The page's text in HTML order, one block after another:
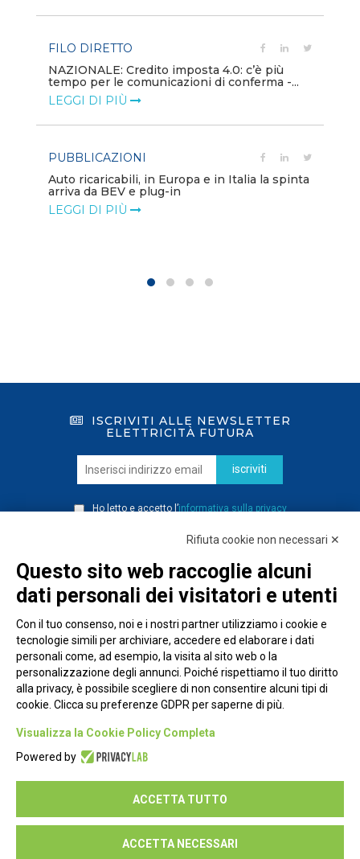
FILO DIRETTO
NAZIONALE: Credito imposta 4.0: c’è più
tempo per le comunicazioni di conferma -...
LEGGI DI PIÙ
PUBBLICAZIONI
Auto ricaricabili, in Europa e in Italia la spinta
arriva da BEV e plug-in
LEGGI DI PIÙ
ISCRIVITI ALLE NEWSLETTER
ELETTRICITÀ FUTURA
iscriviti
Ho letto e accetto l’informativa sulla privacy
Piazza Alessandria, 24 - 00198 Roma
Privacy Policy
Seguici su:
Rifiuta cookie non necessari ✕
Questo sito web raccoglie alcuni
dati personali dei visitatori e utenti
Con il tuo consenso, noi e i nostri partner utilizziamo i cookie e
tecnologie simili per archiviare, accedere ed elaborare i dati
personali come, ad esempio, la visita al sito web o la
personalizzazione degli annunci. Poiché rispettiamo il tuo diritto
alla privacy, è possibile scegliere di non consentire alcuni tipi di
cookie. Clicca su preferenze GDPR per saperne di più.
Visualizza la Cookie Policy Completa
Powered by
ACCETTA TUTTO
ACCETTA NECESSARI